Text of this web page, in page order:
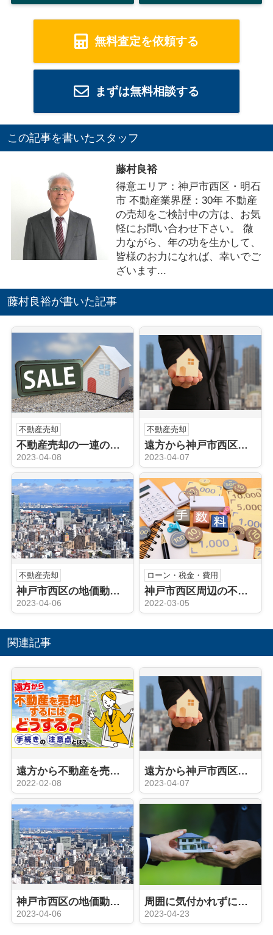
無料査定を依頼する
まずは無料相談する
この記事を書いたスタッフ
藤村良裕
得意エリア：神戸市西区・明石
市 不動産業界歴：30年 不動産
の売却をご検討中の方は、お気
軽にお問い合わせ下さい。 微
力ながら、年の功を生かして、
皆様のお力になれば、幸いでご
ざいます...
藤村良裕が書いた記事
不動産売却
不動産売却の一連の流れにと媒介契約ついてご紹介
2023-04-08
不動産売却
遠方から神戸市西区周辺にある不動産を売却する方法は？売却の流れを解説！
2023-04-07
不動産売却
神戸市西区の地価動向や人口動態は？不動産売却のタイミングはいつ？
2023-04-06
ローン・税金・費用
神戸市西区周辺の不動産売却における仲介手数料とは？相場と計算方法を解説！
2022-03-05
関連記事
遠方から不動産を売却するにはどうする？手続きの注意点とは？
2022-02-08
遠方から神戸市西区周辺にある不動産を売却する方法は？売却の流れを解説！
2023-04-07
神戸市西区の地価動向や人口動態は？不動産売却のタイミングはいつ？
2023-04-06
周囲に気付かれずに不動産売却したいですか？売却活動のポイントをご紹介
2023-04-23